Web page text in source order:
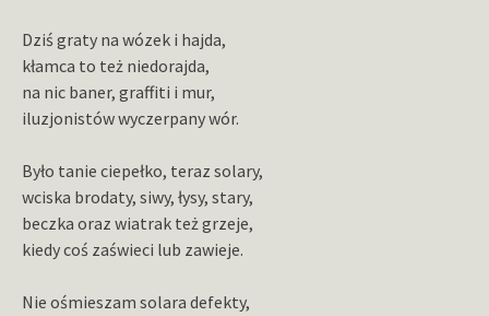
Dziś graty na wózek i hajda,
kłamca to też niedorajda,
na nic baner, graffiti i mur,
iluzjonistów wyczerpany wór.
Było tanie ciepełko, teraz solary,
wciska brodaty, siwy, łysy, stary,
beczka oraz wiatrak też grzeje,
kiedy coś zaświeci lub zawieje.
Nie ośmieszam solara defekty,